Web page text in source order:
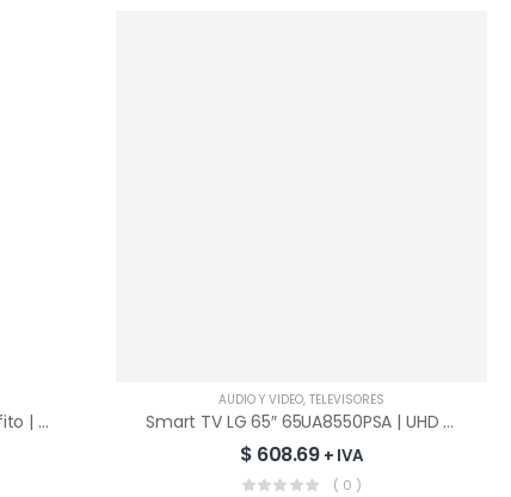
Lavadora LG Inverter 19 Kg Grafito | WT19MVTM
AUDIO Y VÍDEO, TELEVISORES
Smart TV LG 65″ 65UA8550PSA | UHD | 4K
$ 608.69 + IVA
( 0 )